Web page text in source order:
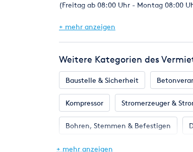
(Freitag ab 08:00 Uhr - Montag 08:00
Bei Reservierungen werden die Geräte
Eine Verfügbarkeitsgarantie kann
selbstverständlich alles daran setzen,
Mietpreise und Kaution
Die angegebenen Mietpreise
Die Kaution ist bei Mietbeginn zu
VISA - AmericanExpress).
+ mehr anzeigen
Weitere Kategorien des
Baustelle & Sicherheit
Kompressor Stromerzeuger &
Bohren, Stemmen & Befestigen
Gartengeräte
+ mehr anzeigen